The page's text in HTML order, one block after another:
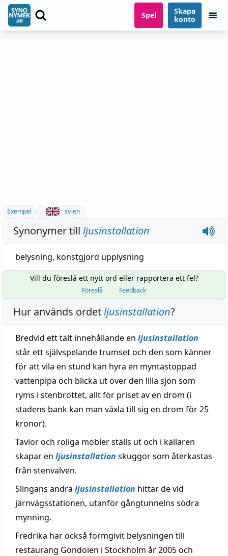
Spel
Skapa
konto
Exempel sv-en
Synonymer till ljusinstallation
belysning, konstgjord upplysning
Vill du föreslå ett nytt ord eller rapportera ett fel?
Föreslå Feedback
Hur används ordetljusinstallation?
Bredvid ett tält innehållande en ljusinstallation
står ett självspelande trumset och den som känner
för att vila en stund kan hyra en myntastoppad
vattenpipa och blicka ut över den lilla sjön som
ryms i stenbrottet, allt för priset av en drom (i
stadens bank kan man växla till sig en drom för 25
kronor).
Tavlor och roliga möbler ställs ut och i källaren
skapar en ljusinstallation skuggor som återkastas
från stenvalven.
Slingans andra ljusinstallation hittar de vid
järnvägsstationen, utanför gångtunnelns södra
mynning.
Fredrika har också formgivit belysningen till
restaurang Gondolen i Stockholm år 2005 och